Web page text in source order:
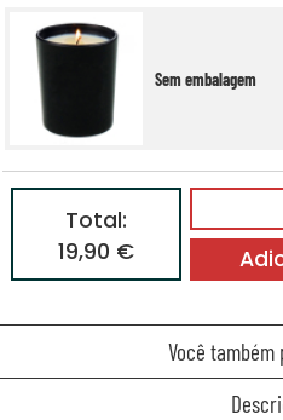
Sem embalagem
Total:
19,90 €
Você